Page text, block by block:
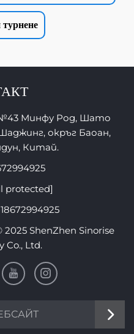
турнене
Минфу Род, Шато
окръг Баоан,
Китай.
protected]
ShenZhen Sinorise
Co., Ltd.